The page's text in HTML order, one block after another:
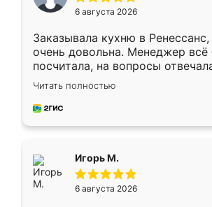
6 августа 2026
Заказывала кухню в Ренессанс,
очень довольна. Менеджер всё
посчитала, на вопросы
Замерщик приехал в субботу,
делу со всей
за день, ребята работали
Читать полностью
Игорь М.
6 августа 2026